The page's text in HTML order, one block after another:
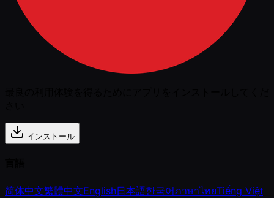
インストール
简体中文繁體中文English日本語한국어ภาษาไทยTiếng Việt